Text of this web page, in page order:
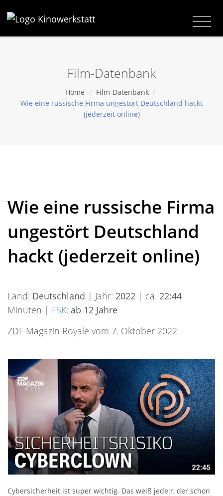
Film-Datenbank
Home / Film-Datenbank /
Wie eine russische Firma ungestört Deutschland hackt
(jederzeit online)
Wie eine russische Firma
ungestört Deutschland
hackt (jederzeit online)
Land: Deutschland | Jahr: 2022 | ca. 22:44
Minuten | FSK: ab 12 Jahre
ZDF Magazin Royale vom 7. Oktober 2022
Cybersicherheit ist super wichtig. Das weiß jede:r, der schon